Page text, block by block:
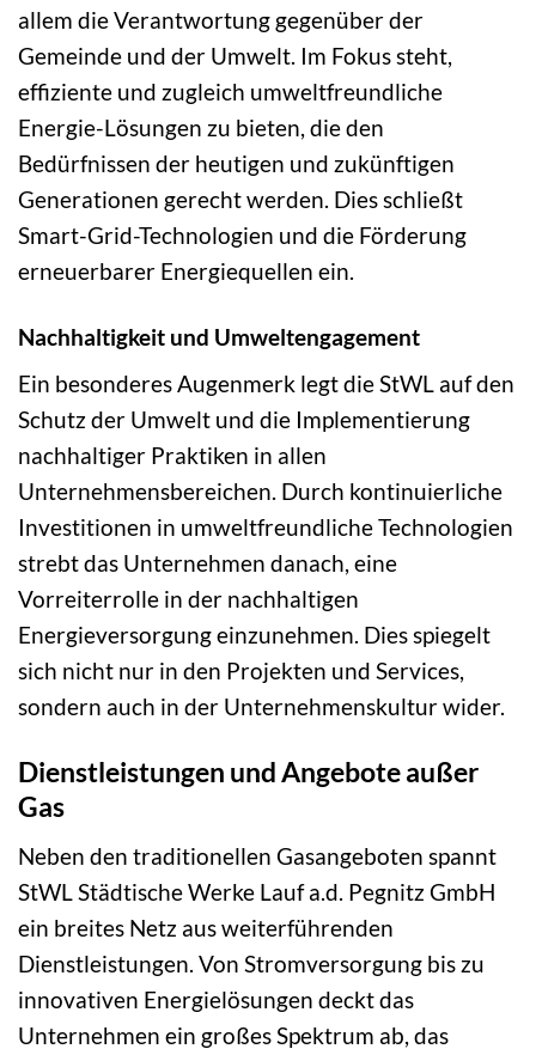
allem die Verantwortung gegenüber der
Gemeinde und der Umwelt. Im Fokus steht,
effiziente und zugleich umweltfreundliche
Energie-Lösungen zu bieten, die den
Bedürfnissen der heutigen und zukünftigen
Generationen gerecht werden. Dies schließt
Smart-Grid-Technologien und die Förderung
erneuerbarer Energiequellen ein.
Nachhaltigkeit und Umweltengagement
Ein besonderes Augenmerk legt die StWL auf den
Schutz der Umwelt und die Implementierung
nachhaltiger Praktiken in allen
Unternehmensbereichen. Durch kontinuierliche
Investitionen in umweltfreundliche Technologien
strebt das Unternehmen danach, eine
Vorreiterrolle in der nachhaltigen
Energieversorgung einzunehmen. Dies spiegelt
sich nicht nur in den Projekten und Services,
sondern auch in der Unternehmenskultur wider.
Dienstleistungen und Angebote außer
Gas
Neben den traditionellen Gasangeboten spannt
StWL Städtische Werke Lauf a.d. Pegnitz GmbH
ein breites Netz aus weiterführenden
Dienstleistungen. Von Stromversorgung bis zu
innovativen Energielösungen deckt das
Unternehmen ein großes Spektrum ab, das